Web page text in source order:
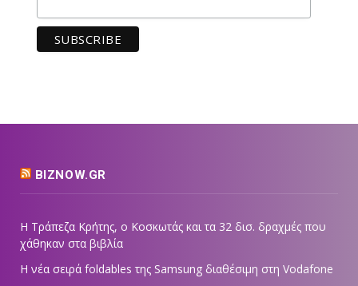
BIZNOW.GR
Η Τράπεζα Κρήτης, ο Κοσκωτάς και τα 32 δισ. δραχμές που
χάθηκαν στα βιβλία
Η νέα σειρά foldables της Samsung διαθέσιμη στη Vodafone